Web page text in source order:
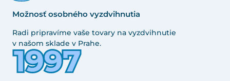
Možnosť osobného vyzdvihnutia
Radi pripravíme vaše tovary na vyzdvihnutie
v našom sklade v Prahe.